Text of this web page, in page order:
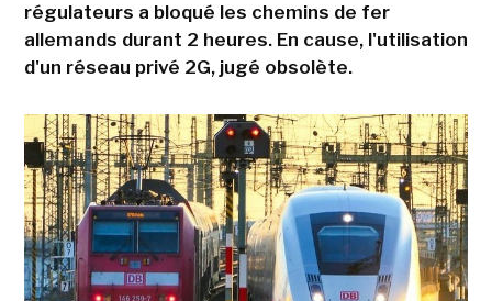
régulateurs a bloqué les chemins de fer
allemands durant 2 heures. En cause, l'utilisation
d'un réseau privé 2G, jugé obsolète.